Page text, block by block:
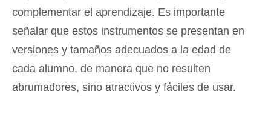
complementar el aprendizaje. Es importante
señalar que estos instrumentos se presentan en
versiones y tamaños adecuados a la edad de
cada alumno, de manera que no resulten
abrumadores, sino atractivos y fáciles de usar.